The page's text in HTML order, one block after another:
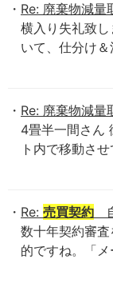
Re: 廃棄物減量
横入り失礼致
いて、仕分け
Re: 廃棄物減量
4畳半一間さん
ト内で移動さ
Re: 売買契約
数十年契約審
的ですね。「